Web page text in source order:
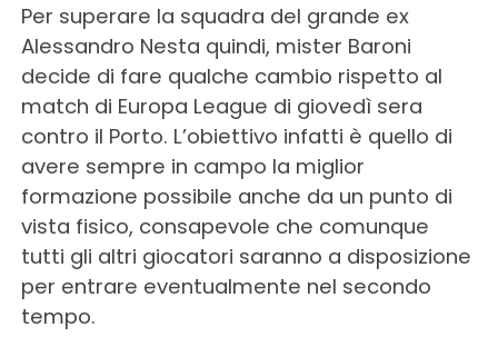
Per superare la squadra del grande ex
Alessandro Nesta quindi, mister Baroni
decide di fare qualche cambio rispetto al
match di Europa League di giovedì sera
contro il Porto. L’obiettivo infatti è quello di
avere sempre in campo la miglior
formazione possibile anche da un punto di
vista fisico, consapevole che comunque
tutti gli altri giocatori saranno a disposizione
per entrare eventualmente nel secondo
tempo.